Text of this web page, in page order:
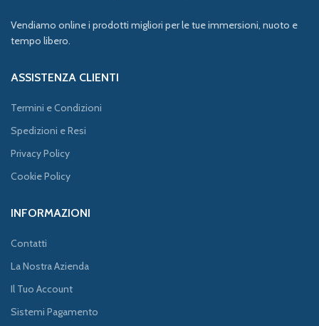
Vendiamo online i prodotti migliori per le tue immersioni, nuoto e
tempo libero.
ASSISTENZA CLIENTI
Termini e Condizioni
Spedizioni e Resi
Privacy Policy
Cookie Policy
INFORMAZIONI
Contatti
La Nostra Azienda
Il Tuo Account
Sistemi Pagamento